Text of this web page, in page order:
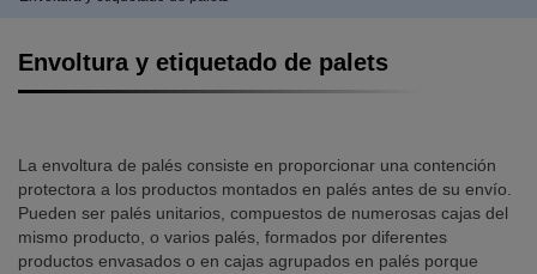
Envoltura y etiquetado de palets
La envoltura de palés consiste en proporcionar una contención
protectora a los productos montados en palés antes de su envío.
Pueden ser palés unitarios, compuestos de numerosas cajas del
mismo producto, o varios palés, formados por diferentes
productos envasados o en cajas agrupados en palés porque